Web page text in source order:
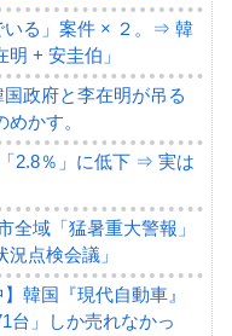
いる」案件 × ２。⇒ 韓
+ 安圭伯」
政府と李在明が吊る
かす。
2.8％」に低下 ⇒ 実は
全域「猛暑重大警報」
点検会議」
韓国『現代自動車』
台」しか売れなかっ